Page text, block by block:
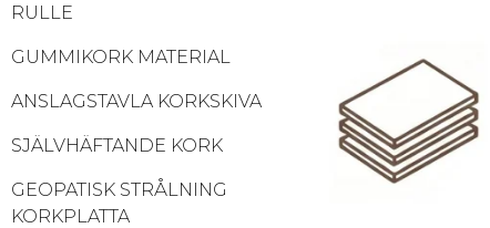
RULLE
GUMMIKORK MATERIAL
ANSLAGSTAVLA KORKSKIVA
SJÄLVHÄFTANDE KORK
GEOPATISK STRÅLNING
KORKPLATTA